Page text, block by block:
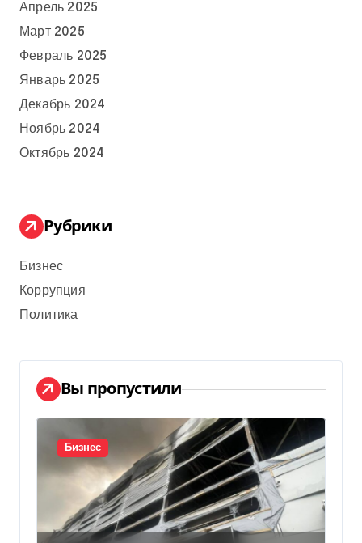
Апрель 2025
Март 2025
Февраль 2025
Январь 2025
Декабрь 2024
Ноябрь 2024
Октябрь 2024
Рубрики
Бизнес
Коррупция
Политика
Вы пропустили
Бизнес